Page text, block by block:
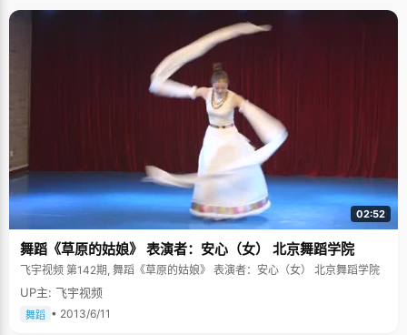
02:52
舞蹈《草原的姑娘》 表演者：安心（女） 北京舞蹈学院
飞宇视频 第142期, 舞蹈《草原的姑娘》 表演者：安心（女） 北京舞蹈学院
UP主: 飞宇视频
舞蹈 • 2013/6/11